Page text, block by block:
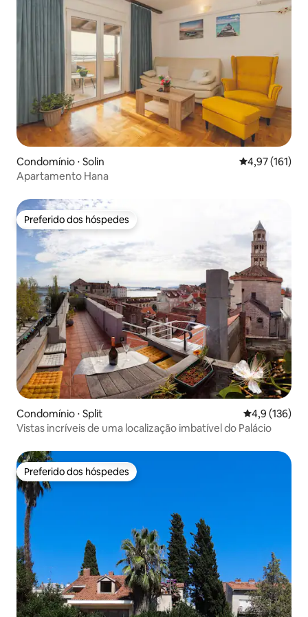
Condomínio ⋅ Solin 4,97 de uma
4,97 (161)
Apartamento Hana
Preferido dos hóspedes
Preferido dos hóspedes
Condomínio ⋅ Split 4,9 de uma
4,9 (136)
Vistas incríveis de uma localização imbatível do Palácio
Preferido dos hóspedes
Preferido dos hóspedes